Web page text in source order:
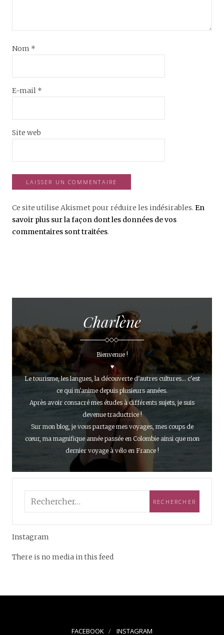
Nom *
E-mail *
Site web
Ce site utilise Akismet pour réduire les indésirables. En
savoir plus sur la façon dont les données de vos
commentaires sont traitées.
Charlène
Bienvenue !
♥
Le tourisme, les langues, la découverte d'autres cultures... c'est
ce qui m'anime depuis plusieurs années.
Après avoir consacré mes études à différents sujets, je suis
devenue traductrice !
Sur mon blog, je vous partage mes voyages, mes coups de
cœur, ma magnifique année passée en Colombie ainsi que mon
dernier voyage à vélo en France !
Instagram
There is no media in this feed
FACEBOOK INSTAGRAM